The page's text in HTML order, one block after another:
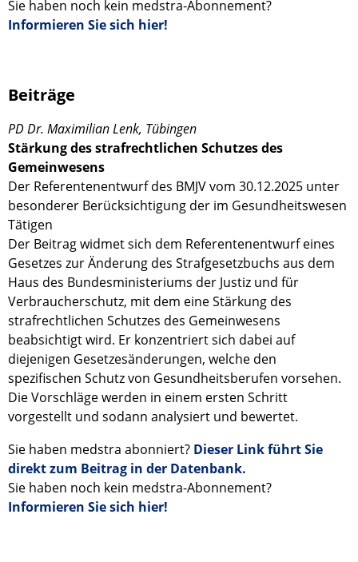
Sie haben noch kein medstra-Abonnement?
Informieren Sie sich hier!
Beiträge
PD Dr. Maximilian Lenk, Tübingen
Stärkung des strafrechtlichen Schutzes des
Gemeinwesens
Der Referentenentwurf des BMJV vom 30.12.2025 unter
besonderer Berücksichtigung der im Gesundheitswesen
Tätigen
Der Beitrag widmet sich dem Referentenentwurf eines
Gesetzes zur Änderung des Strafgesetzbuchs aus dem
Haus des Bundesministeriums der Justiz und für
Verbraucherschutz, mit dem eine Stärkung des
strafrechtlichen Schutzes des Gemeinwesens
beabsichtigt wird. Er konzentriert sich dabei auf
diejenigen Gesetzesänderungen, welche den
spezifischen Schutz von Gesundheitsberufen vorsehen.
Die Vorschläge werden in einem ersten Schritt
vorgestellt und sodann analysiert und bewertet.
Sie haben medstra abonniert? Dieser Link führt Sie
direkt zum Beitrag in der Datenbank.
Sie haben noch kein medstra-Abonnement?
Informieren Sie sich hier!